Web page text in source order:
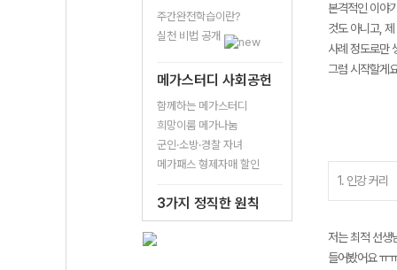
주간완전학습이란?
실천 비법 공개
메가스터디 사회공헌
함께하는 메가스터디
희망이룸 메가나눔
군인·소방·경찰 자녀
메가패스 형제자매 할인
3가지 정직한 원칙
본격적인 이야
것도 아니고,
사례 정도로만
그럼 시작할게
1. 인강 커리
저는 최적 선생
들어봤어요 ㅠ